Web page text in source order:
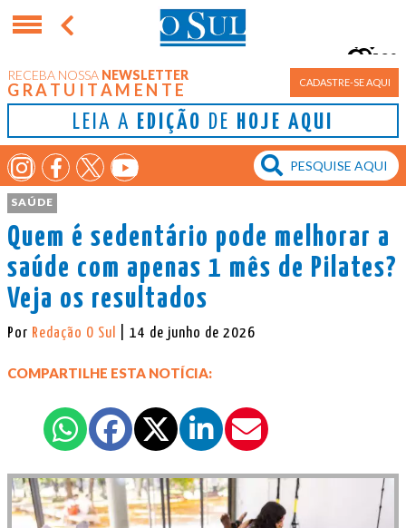
RECEBA NOSSA NEWSLETTER
GRATUITAMENTE CADASTRE-SE AQUI
LEIA A EDIÇÃO DE HOJE AQUI
Porto Alegre
9°
SAÚDE
Quem é sedentário pode melhorar a
saúde com apenas 1 mês de Pilates?
Veja os resultados
Por Redação O Sul | 14 de junho de 2026
COMPARTILHE ESTA NOTÍCIA: